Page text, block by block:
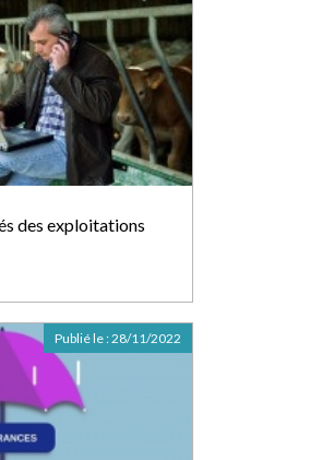
des exploitations
Publié le :28/11/2022